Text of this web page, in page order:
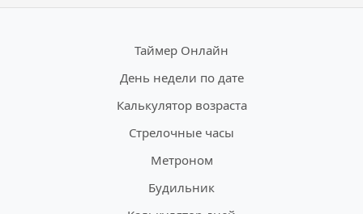
Таймер Онлайн
День недели по дате
Калькулятор возраста
Стрелочные часы
Метроном
Будильник